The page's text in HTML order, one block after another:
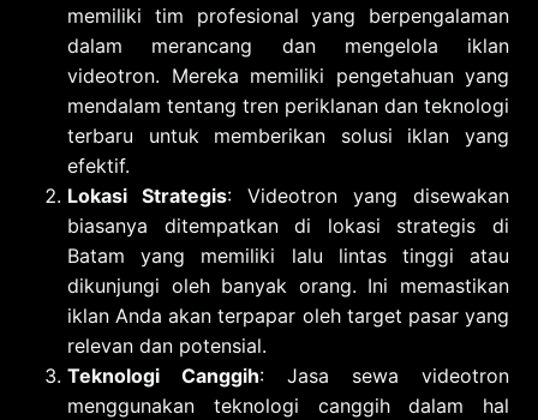
memiliki tim profesional yang berpengalaman
dalam merancang dan mengelola iklan
videotron. Mereka memiliki pengetahuan yang
mendalam tentang tren periklanan dan teknologi
terbaru untuk memberikan solusi iklan yang
efektif.
Lokasi Strategis: Videotron yang disewakan
biasanya ditempatkan di lokasi strategis di
Batam yang memiliki lalu lintas tinggi atau
dikunjungi oleh banyak orang. Ini memastikan
iklan Anda akan terpapar oleh target pasar yang
relevan dan potensial.
Teknologi Canggih: Jasa sewa videotron
menggunakan teknologi canggih dalam hal